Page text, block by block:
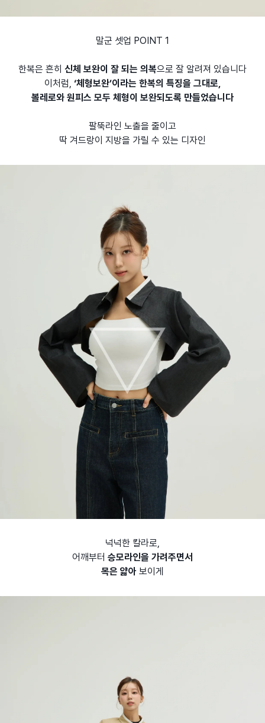
말군 셋업 POINT 1
한복은 흔히 신체 보완이 잘 되는 의복으로 잘 알려져 있습니다
이처럼, ‘체형보완’이라는 한복의 특징을 그대로,
볼레로와 원피스 모두 체형이 보완되도록 만들었습니다
팔뚝라인 노출을 줄이고
딱 겨드랑이 지방을 가릴 수 있는 디자인
넉넉한 칼라로,
어깨부터 승모라인을 가려주면서
목은 얇아 보이게